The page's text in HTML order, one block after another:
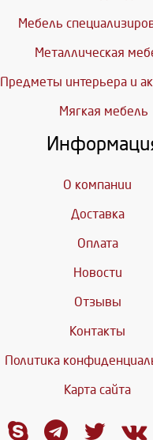
Мебель
Металлическая
Предметы интерьера и
Мягкая мебель
О компании
Доставка
Оплата
Новости
Отзывы
Контакты
Политика
Карта сайта